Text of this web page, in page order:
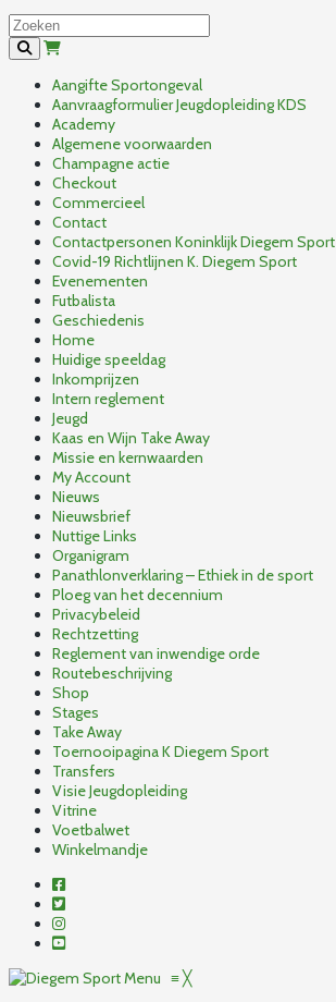
Aangifte Sportongeval
Aanvraagformulier Jeugdopleiding KDS
Academy
Algemene voorwaarden
Champagne actie
Checkout
Commercieel
Contact
Contactpersonen Koninklijk Diegem Sport
Covid-19 Richtlijnen K. Diegem Sport
Evenementen
Futbalista
Geschiedenis
Home
Huidige speeldag
Inkomprijzen
Intern reglement
Jeugd
Kaas en Wijn Take Away
Missie en kernwaarden
My Account
Nieuws
Nieuwsbrief
Nuttige Links
Organigram
Panathlonverklaring – Ethiek in de sport
Ploeg van het decennium
Privacybeleid
Rechtzetting
Reglement van inwendige orde
Routebeschrijving
Shop
Stages
Take Away
Toernooipagina K Diegem Sport
Transfers
Visie Jeugdopleiding
Vitrine
Voetbalwet
Winkelmandje
Menu ≡╳